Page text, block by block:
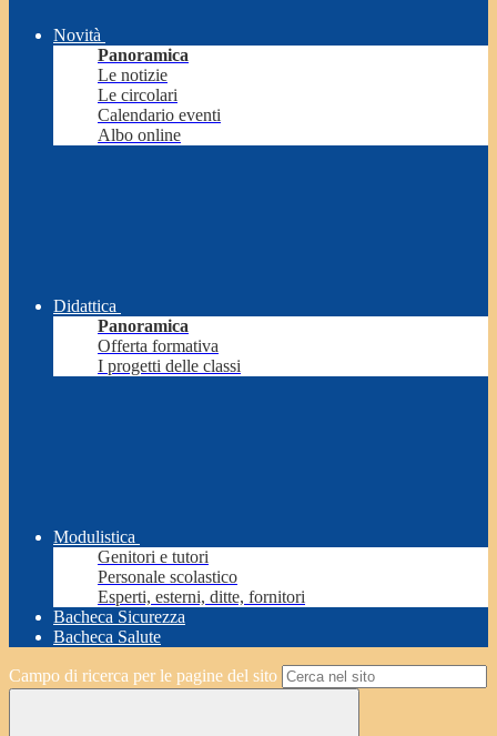
Novità
Panoramica
Le notizie
Le circolari
Calendario eventi
Albo online
Didattica
Panoramica
Offerta formativa
I progetti delle classi
Modulistica
Genitori e tutori
Personale scolastico
Esperti, esterni, ditte, fornitori
Bacheca Sicurezza
Bacheca Salute
Campo di ricerca per le pagine del sito